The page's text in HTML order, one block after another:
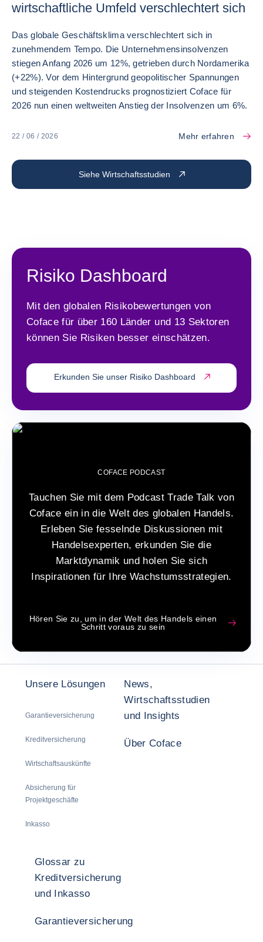
Siehe Wirtschaftsstudien
wirtschaftliche Umfeld verschlechtert sich
Das globale Geschäftsklima verschlechtert sich in
zunehmendem Tempo. Die Unternehmensinsolvenzen
stiegen Anfang 2026 um 12%, getrieben durch Nordamerika
(+22%). Vor dem Hintergrund geopolitischer Spannungen
und steigenden Kostendrucks prognostiziert Coface für
2026 nun einen weltweiten Anstieg der Insolvenzen um 6%.
22 / 06 / 2026 Mehr erfahren
Risiko Dashboard
Mit den globalen Risikobewertungen von
Coface für über 160 Länder und 13 Sektoren
können Sie Risiken besser einschätzen.
Erkunden Sie unser Risiko Dashboard
COFACE PODCAST
Tauchen Sie mit dem Podcast Trade Talk von
Coface ein in die Welt des globalen Handels.
Erleben Sie fesselnde Diskussionen mit
Handelsexperten, erkunden Sie die
Marktdynamik und holen Sie sich
Inspirationen für Ihre Wachstumsstrategien.
Hören Sie zu, um in der Welt des Handels einen
Schritt voraus zu sein
Unsere Lösungen
Garantieversicherung
Kreditversicherung
Wirtschaftsauskünfte
Absicherung für
Projektgeschäfte
Inkasso
News,
Wirtschaftsstudien
und Insights
Über Coface
Glossar zu
Kreditversicherung
und Inkasso
Garantieversicherung